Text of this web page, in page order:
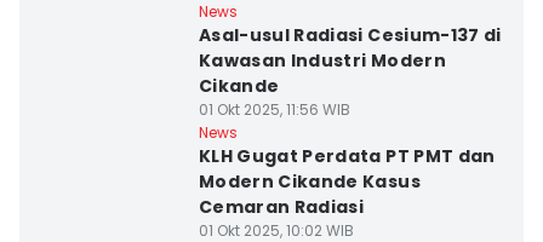
News
Asal-usul Radiasi Cesium-137 di
Kawasan Industri Modern
Cikande
01 Okt 2025, 11:56 WIB
News
KLH Gugat Perdata PT PMT dan
Modern Cikande Kasus
Cemaran Radiasi
01 Okt 2025, 10:02 WIB